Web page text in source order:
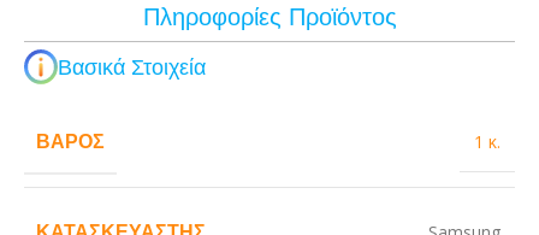
Πληροφορίες Προϊόντος
Βασικά Στοιχεία
ΒΆΡΟΣ 1 κ.